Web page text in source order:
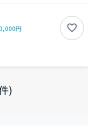
円
)